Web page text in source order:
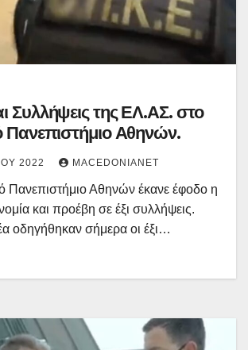
Συλλήψεις της ΕΛ.ΑΣ. στο
Πανεπιστήμιο Αθηνών.
2022 MACEDONIANET
Πανεπιστήμιο Αθηνών έκανε έφοδο η
και προέβη σε έξι συλλήψεις.
οδηγήθηκαν σήμερα οι έξι…